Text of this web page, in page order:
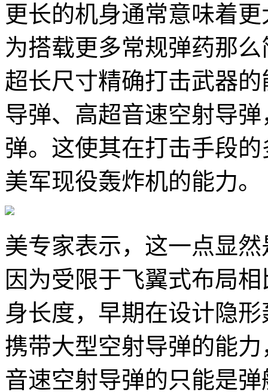
更长的机身通常意味着
为搭载更多常规弹药那
超长尺寸精确打击武器
导弹、高超音速空射导
弹。这使其在打击手段
美军现役轰炸机的能力。
美专家表示，这一点显
因为受限于飞翼式布局
身长度，早期在设计隐
携带大型空射导弹的能
音速空射导弹的只能是